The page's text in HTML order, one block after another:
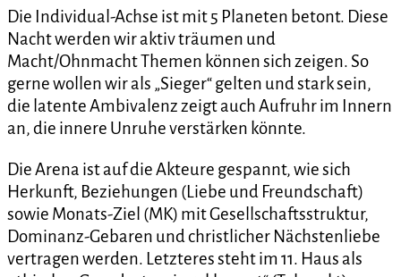
Die Individual-Achse ist mit 5 Planeten betont. Diese
Nacht werden wir aktiv träumen und
Macht/Ohnmacht Themen können sich zeigen. So
gerne wollen wir als „Sieger“ gelten und stark sein,
die latente Ambivalenz zeigt auch Aufruhr im Innern
an, die innere Unruhe verstärken könnte.
Die Arena ist auf die Akteure gespannt, wie sich
Herkunft, Beziehungen (Liebe und Freundschaft)
sowie Monats-Ziel (MK) mit Gesellschaftsstruktur,
Dominanz-Gebaren und christlicher Nächstenliebe
vertragen werden. Letzteres steht im 11. Haus als